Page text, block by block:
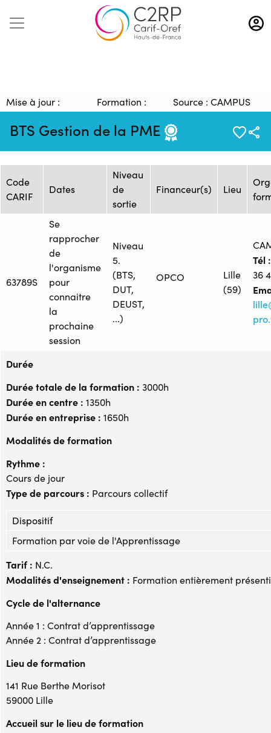
Aller
au
contenu
BTS Gestion de la PME
Mise à jour :
19/10/2023
Formation :
1607621
Source : CAMPUS
PRO Lille
Session de formation
Code
CARIF
Dates
Niveau
de
sortie
Financeur(s) Lieu
63789S
Se
rapprocher
de
l'organisme
pour
connaitre
la
prochaine
session
Niveau
5.
(BTS,
DUT,
DEUST,
...)
OPCO
Lille
(59)
Tél :
36
Durée
Durée totale de la formation : 3000h
Durée en centre : 1350h
Durée en entreprise : 1650h
Modalités de formation
Rythme :
Cours de jour
Type de parcours : Parcours collectif
Dispositif
Formation par voie de l'Apprentissage
Tarif : N.C.
Modalités d'enseignement : Formation entièrement
Cycle de l'alternance
Année 1 : Contrat d’apprentissage
Année 2 : Contrat d’apprentissage
Lieu de formation
141 Rue Berthe Morisot
59000 Lille
Accueil sur le lieu de formation